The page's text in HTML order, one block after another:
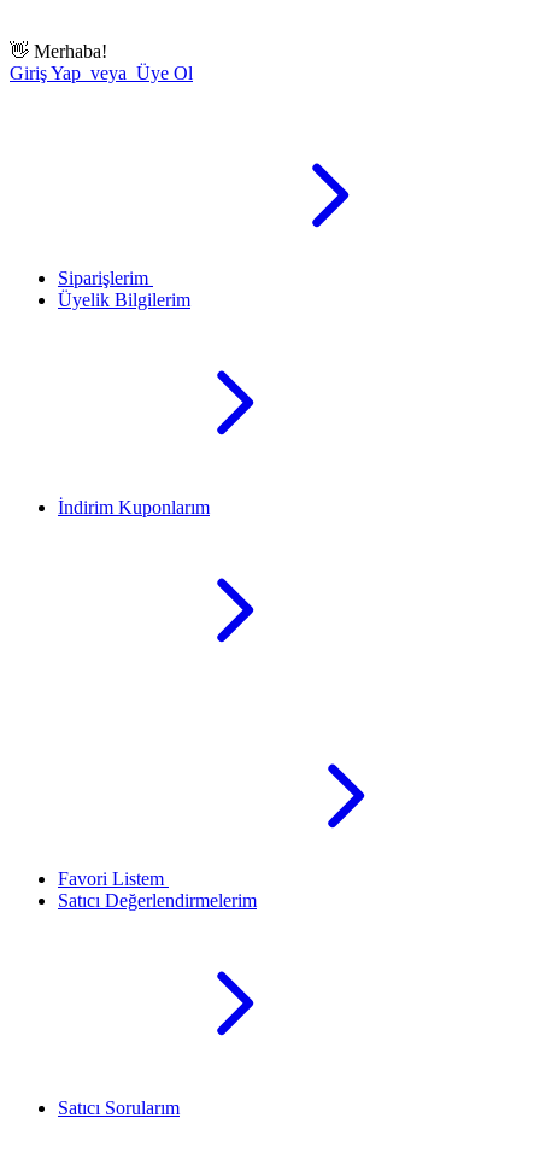
👋 Merhaba!
Giriş Yap veya Üye Ol
Siparişlerim
Üyelik Bilgilerim
İndirim Kuponlarım
Favori Listem
Satıcı Değerlendirmelerim
Satıcı Sorularım